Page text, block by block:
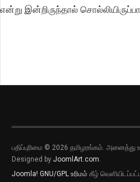
என்று இன்றிருந்தால்
பதிப்புரிமை © 2026 தமிழரங்கம். அனைத்து
Designed by JoomlArt.com.
Joomla! GNU/GPL உரிமம் கீழ்